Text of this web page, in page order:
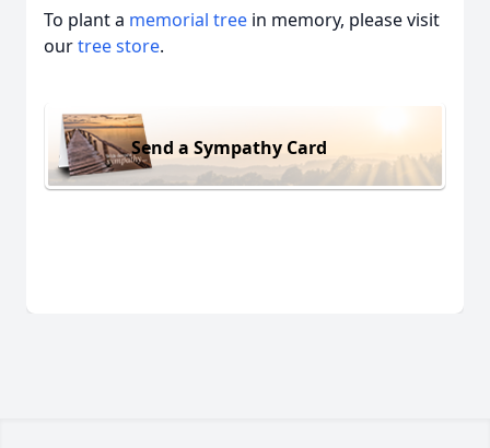
To plant a memorial tree in memory, please visit
ourtree store.
Send a Sympathy Card